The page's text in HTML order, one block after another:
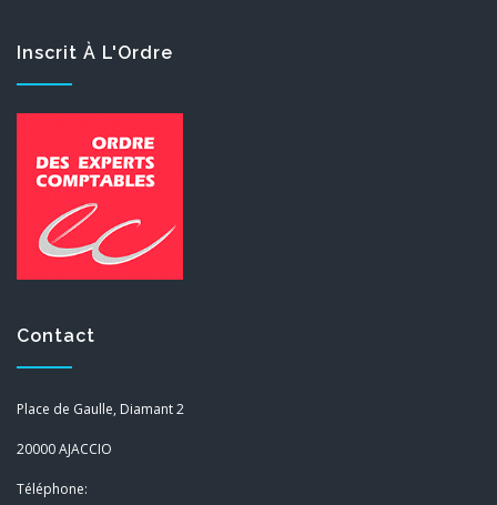
Inscrit À L'Ordre
Contact
Place de Gaulle, Diamant 2
20000 AJACCIO
Téléphone: